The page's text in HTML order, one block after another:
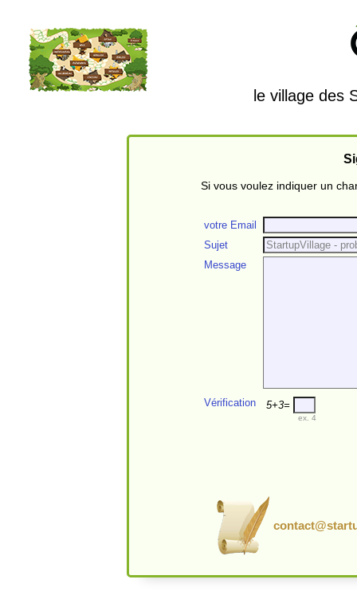
le village des
Si vous voulez indiquer un
votre Email
Sujet
Message
Vérification 5+3=
ex. 4